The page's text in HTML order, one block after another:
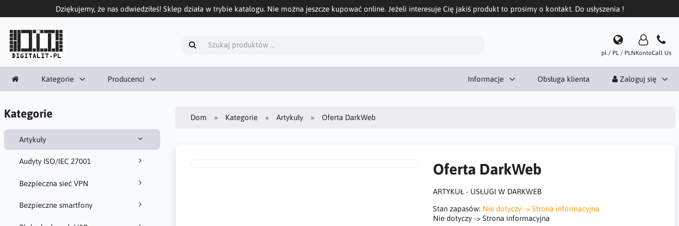
Dziękujemy, że nas odwiedziłeś! Sklep działa w trybie katalogu. Nie można jeszcze kupować online. Jeżeli interesuje Cię jakiś produkt to prosimy o kontakt. Do usłyszenia !
pl / PL / PLNKontoCall Us
Kategorie Producenci Informacje Obsługa klienta Zaloguj się
Kategorie
Artykuły
Audyty ISO/IEC 27001
Bezpieczna sieć VPN
Bezpieczne smartfony
Dom Kategorie Artykuły Oferta DarkWeb
Oferta DarkWeb
ARTYKUŁ - USŁUGI W DARKWEB
Stan zapasów: Nie dotyczy -> Strona informacyjna
Nie dotyczy -> Strona informacyjna